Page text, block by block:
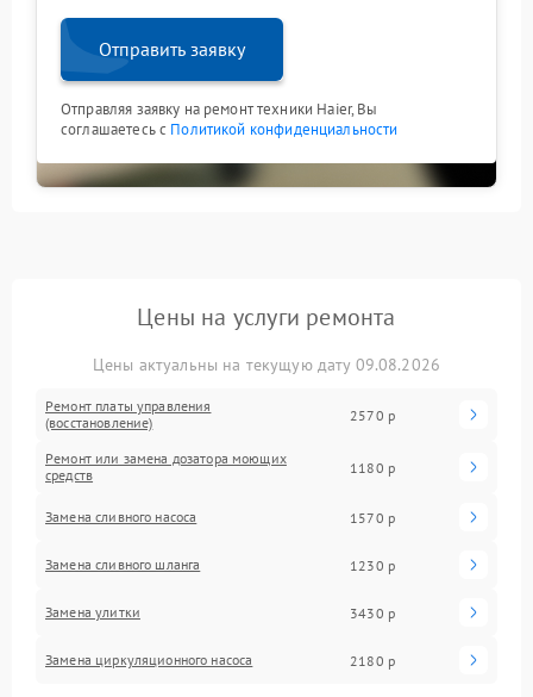
Отправить заявку
Отправляя заявку на ремонт техники Haier, Вы
соглашаетесь с Политикой конфиденциальности
Цены на услуги ремонта
Цены актуальны на текущую дату 09.08.2026
Ремонт платы управления
(восстановление)
2570 р
Ремонт или замена дозатора моющих
средств
1180 р
Замена сливного насоса 1570 р
Замена сливного шланга 1230 р
Замена улитки 3430 р
Замена циркуляционного насоса 2180 р